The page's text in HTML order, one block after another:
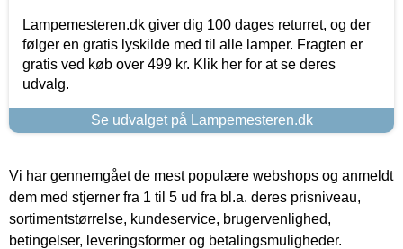
Lampemesteren.dk giver dig 100 dages returret, og der
følger en gratis lyskilde med til alle lamper. Fragten er
gratis ved køb over 499 kr. Klik her for at se deres
udvalg.
Se udvalget på Lampemesteren.dk
Vi har gennemgået de mest populære webshops og anmeldt
dem med stjerner fra 1 til 5 ud fra bl.a. deres prisniveau,
sortimentstørrelse, kundeservice, brugervenlighed,
betingelser, leveringsformer og betalingsmuligheder.